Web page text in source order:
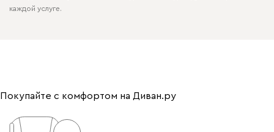
каждой услуге.
Покупайте с комфортом на Диван.ру